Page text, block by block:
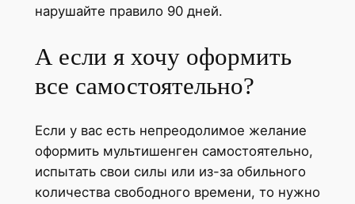
нарушайте правило 90 дней.
А если я хочу оформить
все самостоятельно?
Если у вас есть непреодолимое желание
оформить мультишенген самостоятельно,
испытать свои силы или из-за обильного
количества свободного времени, то нужно